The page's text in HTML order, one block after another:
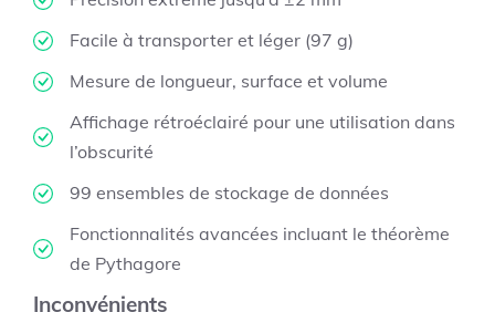
Facile à transporter et léger (97 g)
Mesure de longueur, surface et volume
Affichage rétroéclairé pour une utilisation dans
l’obscurité
99 ensembles de stockage de données
Fonctionnalités avancées incluant le théorème
de Pythagore
Inconvénients